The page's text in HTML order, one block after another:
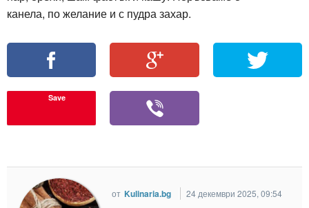
канела, по желание и с пудра захар.
Save
от Kulinaria.bg
24 декември 2025, 09:54